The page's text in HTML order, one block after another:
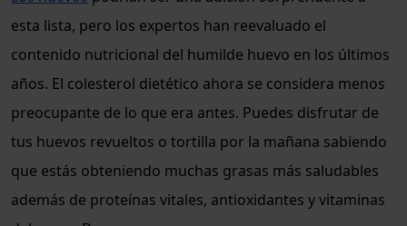
esta lista, pero los expertos han reevaluado el
contenido nutricional del humilde huevo en los últimos
años. El colesterol dietético ahora se considera menos
preocupante de lo que era antes. Puedes disfrutar de
tus huevos revueltos o tortilla por la mañana sabiendo
que estás obteniendo muchas grasas más saludables
además de proteínas vitales, antioxidantes y vitaminas